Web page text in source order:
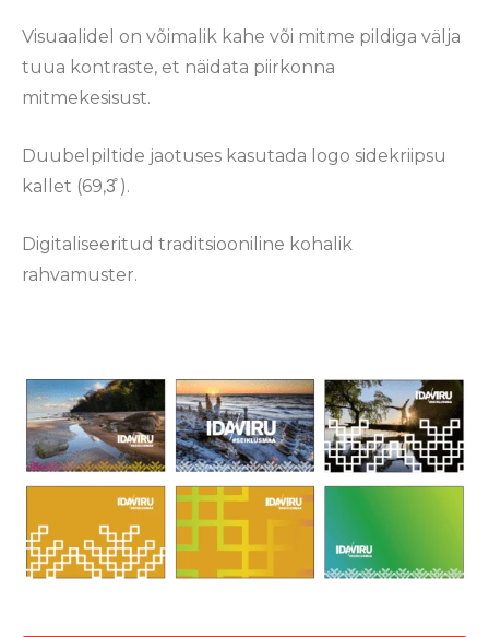
Visuaalidel on võimalik kahe või mitme pildiga välja
tuua kontraste, et näidata piirkonna
mitmekesisust.
Duubelpiltide jaotuses kasutada logo sidekriipsu
kallet (69,3̊ ).
Digitaliseeritud traditsiooniline kohalik
rahvamuster.